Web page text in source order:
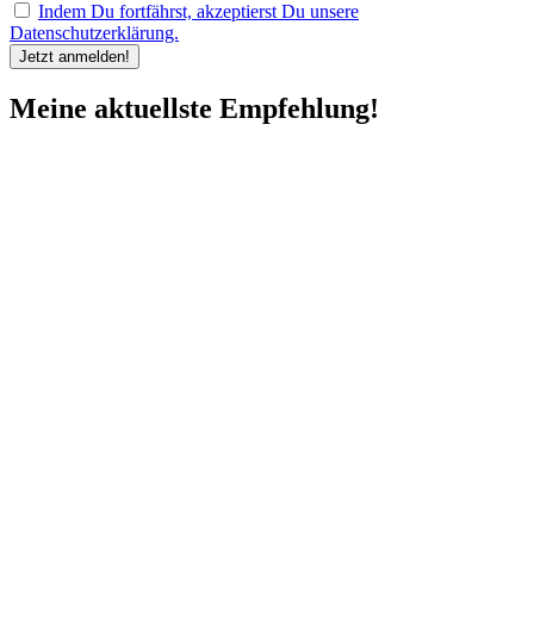
Indem Du fortfährst, akzeptierst Du unsere
Datenschutzerklärung.
Meine aktuellste Empfehlung!